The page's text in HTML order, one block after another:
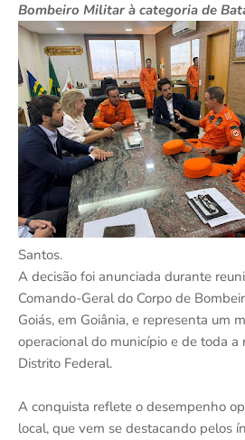
Bombeiro Militar à categoria de
Santos.
A decisão foi anunciada durante
Comando-Geral do Corpo de
Goiás, em Goiânia, e representa um
operacional do município e de toda a
Distrito Federal.
A conquista reflete o desempenho
local, que vem se destacando pelos